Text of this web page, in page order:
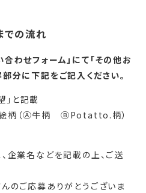
の流れ
わせフォーム」にて「その他お
分に下記をご記入ください。
」と記載
絵柄（Ⓐ牛柄 ⒷPotatto.柄）
企業名などを記載の上、ご送
のご応募ありがとうございま